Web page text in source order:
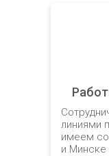
линиями
имеем
и Минске